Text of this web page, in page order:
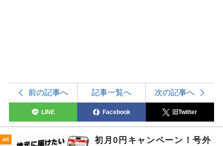
前の記事へ 記事一覧へ 次の記事へ
LINE Facebook 旧Twitter
ad
初月0円キャンペーン！号外